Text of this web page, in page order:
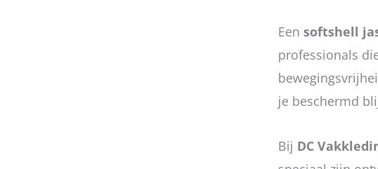
Een softshell
professionals
je beschermd
Bij DC